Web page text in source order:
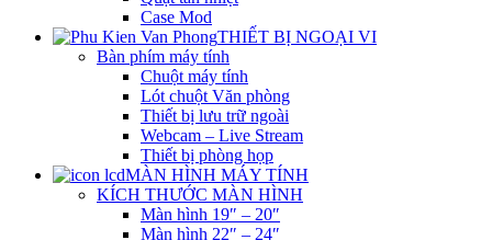
Case Mod
THIẾT BỊ NGOẠI VI
Bàn phím máy tính
Chuột máy tính
Lót chuột Văn phòng
Thiết bị lưu trữ ngoài
Webcam – Live Stream
Thiết bị phòng họp
MÀN HÌNH MÁY TÍNH
KÍCH THƯỚC MÀN HÌNH
Màn hình 19″ – 20″
Màn hình 22″ – 24″